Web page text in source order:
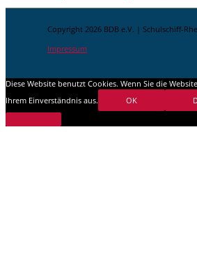
Copyright 2026 BDB e.V. | Schulschiff-
Impressum
Diese Website benutzt Cookies. Wenn Sie die
Ihrem Einverständnis aus.
OK